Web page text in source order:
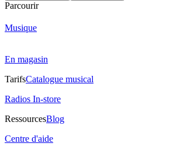
Parcourir
Musique
En magasin
TarifsCatalogue musical
Radios In-store
RessourcesBlog
Centre d'aide